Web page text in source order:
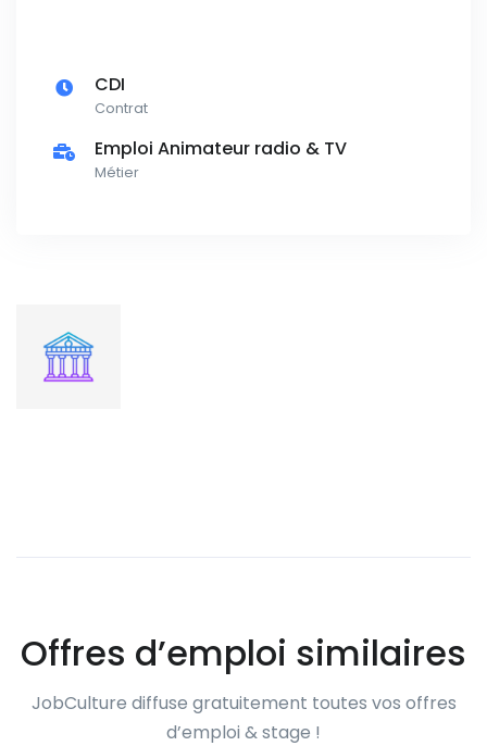
CDI
Contrat
Emploi Animateur radio & TV
Métier
Offres d’emploi similaires
JobCulture diffuse gratuitement toutes vos offres
d’emploi & stage !